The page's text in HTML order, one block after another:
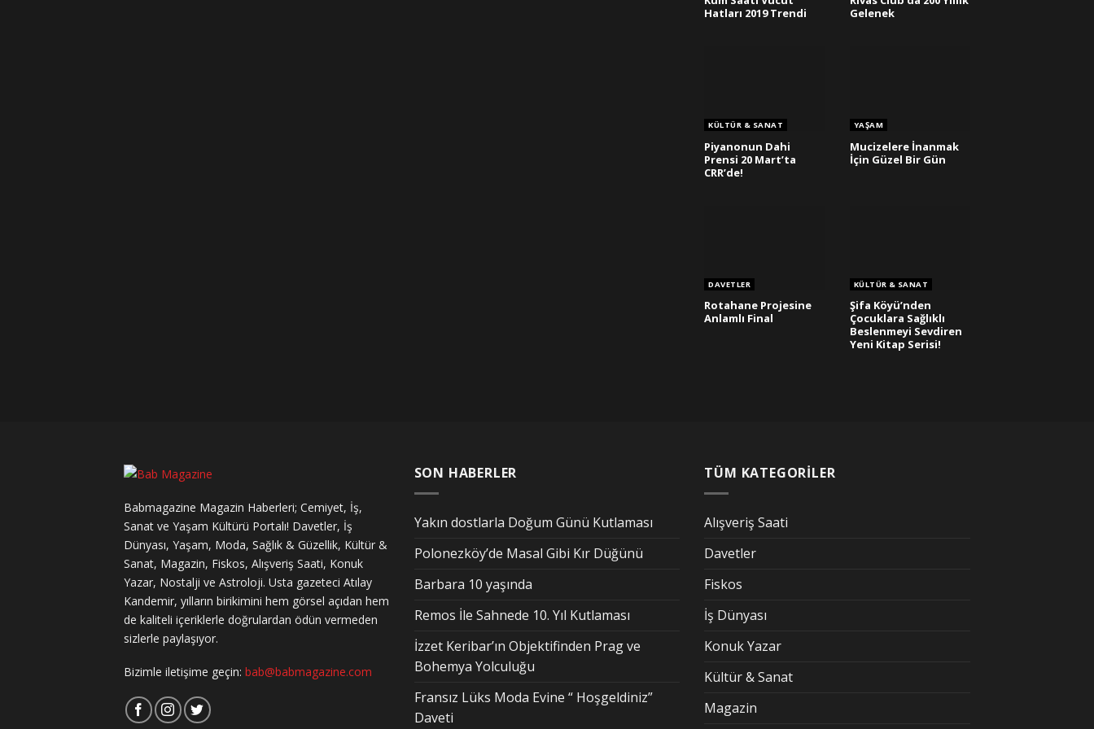
Hatları 2019 Trendi
Gelenek
KÜLTÜR & SANAT
Piyanonun Dahi
Prensi 20 Mart’ta
CRR’de!
YAŞAM
Mucizelere İnanmak
İçin Güzel Bir Gün
DAVETLER
Rotahane Projesine
Anlamlı Final
KÜLTÜR & SANAT
Şifa Köyü’nden
Çocuklara Sağlıklı
Beslenmeyi Sevdiren
Yeni Kitap Serisi!
Babmagazine Magazin Haberleri; Cemiyet, İş,
Sanat ve Yaşam Kültürü Portalı! Davetler, İş
Dünyası, Yaşam, Moda, Sağlık & Güzellik, Kültür &
Sanat, Magazin, Fiskos, Alışveriş Saati, Konuk
Yazar, Nostalji ve Astroloji. Usta gazeteci Atılay
Kandemir, yılların birikimini hem görsel açıdan hem
de kaliteli içeriklerle doğrulardan ödün vermeden
sizlerle paylaşıyor.
Bizimle iletişime geçin: bab@babmagazine.com
SON HABERLER
Yakın dostlarla Doğum Günü Kutlaması
Polonezköy’de Masal Gibi Kır Düğünü
Barbara 10 yaşında
Remos İle Sahnede 10. Yıl Kutlaması
İzzet Keribar’ın Objektifinden Prag ve
Bohemya Yolculuğu
Fransız Lüks Moda Evine “ Hoşgeldiniz”
Daveti
TÜM KATEGORİLER
Alışveriş Saati
Davetler
Fiskos
İş Dünyası
Konuk Yazar
Kültür & Sanat
Magazin